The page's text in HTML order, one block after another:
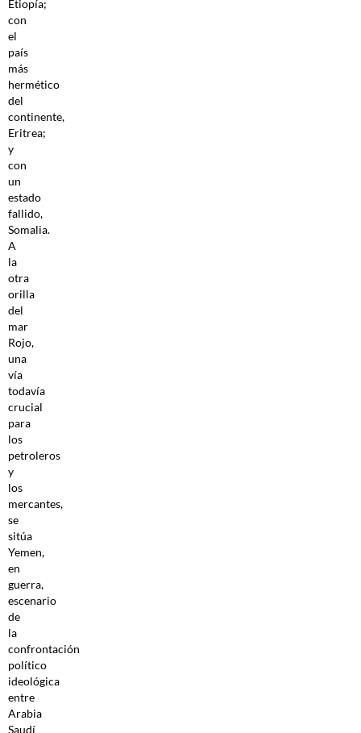
Etiopía;
con
el
país
más
hermético
del
continente,
Eritrea;
y
con
un
estado
fallido,
Somalia.
A
la
otra
orilla
del
mar
Rojo,
una
vía
todavía
crucial
para
los
petroleros
y
los
mercantes,
se
sitúa
Yemen,
en
guerra,
escenario
de
la
confrontación
político
ideológica
entre
Arabia
Saudí